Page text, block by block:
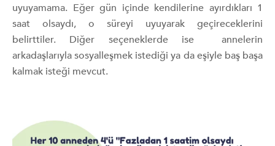
uyuyamama. Eğer gün içinde kendilerine ayırdıkları 1
saat olsaydı, o süreyi uyuyarak geçireceklerini
belirttiler. Diğer seçeneklerde ise annelerin
arkadaşlarıyla sosyalleşmek istediği ya da eşiyle baş başa
kalmak isteği mevcut.